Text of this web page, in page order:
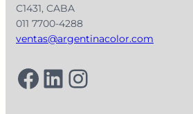
C1431, CABA
011 7700-4288
ventas@argentinacolor.com
Facebook LinkedIn Instagram